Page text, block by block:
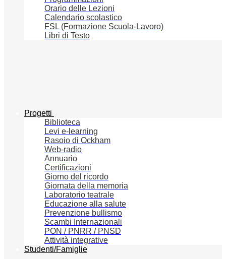
Orario delle Lezioni
Calendario scolastico
FSL (Formazione Scuola-Lavoro)
Libri di Testo
Progetti
Biblioteca
Levi e-learning
Rasoio di Ockham
Web-radio
Annuario
Certificazioni
Giorno del ricordo
Giornata della memoria
Laboratorio teatrale
Educazione alla salute
Prevenzione bullismo
Scambi Internazionali
PON / PNRR / PNSD
Attività integrative
Studenti/Famiglie